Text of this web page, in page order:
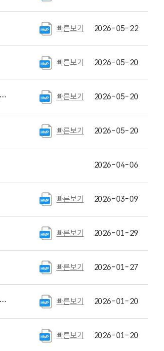
빠른보기 2026-05-22
빠른보기 2026-05-20
빠른보기 2026-05-20
빠른보기 2026-05-20
2026-04-06
빠른보기 2026-03-09
빠른보기 2026-01-29
빠른보기 2026-01-27
빠른보기 2026-01-20
빠른보기 2026-01-20